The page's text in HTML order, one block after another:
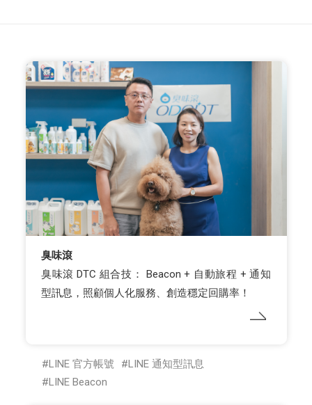
臭味滾
臭味滾 DTC 組合技： Beacon + 自動旅程 + 通知
型訊息，照顧個人化服務、創造穩定回購率！
LINE 官方帳號
LINE 通知型訊息
LINE Beacon